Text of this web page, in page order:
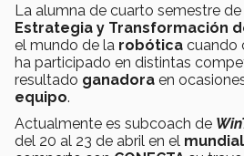
La alumna de cuarto semestre
Estrategia y Transformación
el mundo de la robótica cuando
ha participado en distintas
resultado ganadora en
equipo.
Actualmente es subcoach de
del 20 al 23 de abril en el